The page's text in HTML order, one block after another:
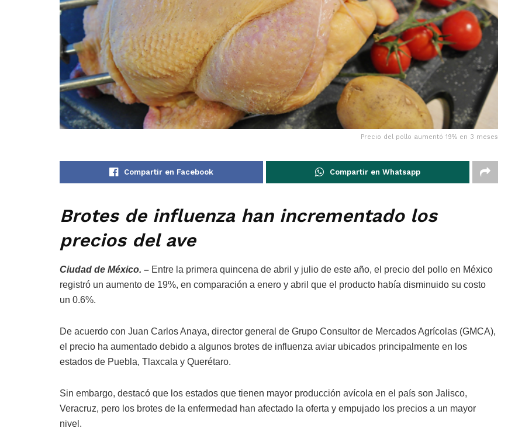
Precio del pollo aumentó 19% en 3 meses
Compartir en Facebook Compartir en Whatsapp
Brotes de influenza han incrementado los
precios del ave
Ciudad de México. – Entre la primera quincena de abril y julio de este año, el precio del pollo en México
registró un aumento de 19%, en comparación a enero y abril que el producto había disminuido su costo
un 0.6%.
De acuerdo con Juan Carlos Anaya, director general de Grupo Consultor de Mercados Agrícolas (GMCA),
el precio ha aumentado debido a algunos brotes de influenza aviar ubicados principalmente en los
estados de Puebla, Tlaxcala y Querétaro.
Sin embargo, destacó que los estados que tienen mayor producción avícola en el país son Jalisco,
Veracruz, pero los brotes de la enfermedad han afectado la oferta y empujado los precios a un mayor
nivel.